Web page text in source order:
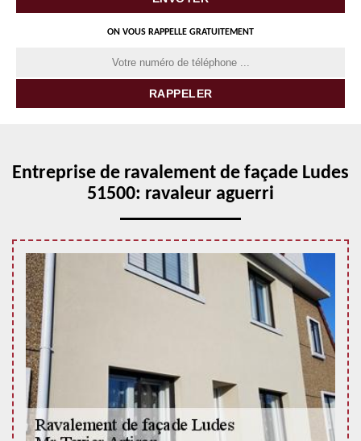
ON VOUS RAPPELLE GRATUITEMENT
Entreprise de ravalement de façade Ludes
51500: ravaleur aguerri